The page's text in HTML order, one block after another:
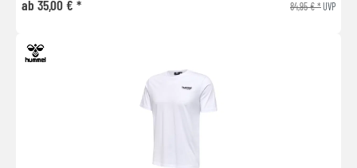
ab 35,00 € * 84,95 € *UVP